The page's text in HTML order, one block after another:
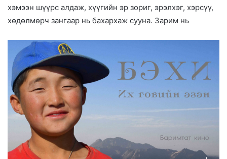
хэмээн шүүрс алдаж, хүүгийн эр зориг, эрэлхэг, хэрсүү,
хөдөлмөрч зангаар нь бахархаж сууна. Зарим нь